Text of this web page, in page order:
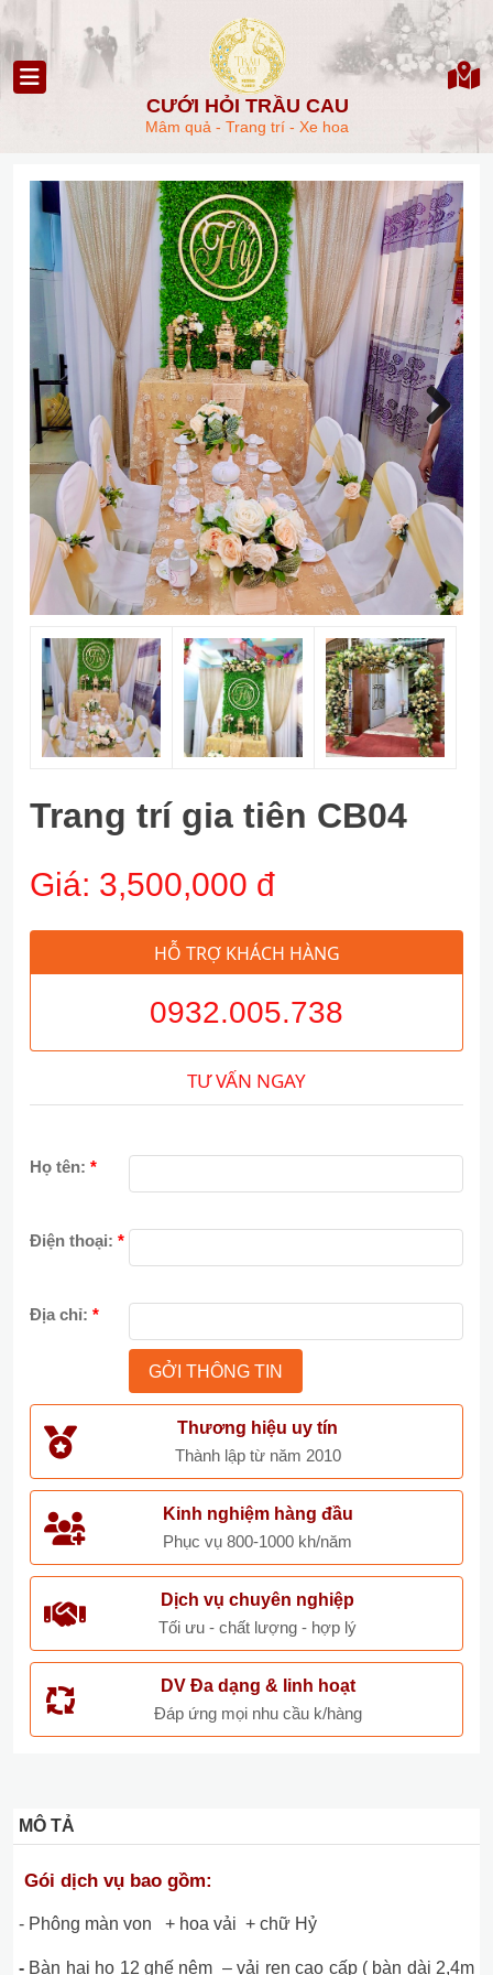
CƯỚI HỎI TRẦU CAU
Mâm quả - Trang trí - Xe hoa
Next
Trang trí gia tiên CB04
Giá: 3,500,000 đ
HỖ TRỢ KHÁCH HÀNG
0932.005.738
TƯ VẤN NGAY
Họ tên: *
Điện thoại: *
Địa chỉ: *
Thương hiệu uy tín
Thành lập từ năm 2010
Kinh nghiệm hàng đầu
Phục vụ 800-1000 kh/năm
Dịch vụ chuyên nghiệp
Tối ưu - chất lượng - hợp lý
DV Đa dạng & linh hoạt
Đáp ứng mọi nhu cầu k/hàng
MÔ TẢ
Gói dịch vụ bao gồm:
- Phông màn von + hoa vải + chữ Hỷ
- Bàn hai họ 12 ghế nệm – vải ren cao cấp ( bàn dài 2,4m